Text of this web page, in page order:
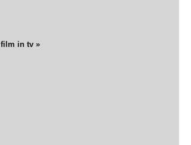
in tv »